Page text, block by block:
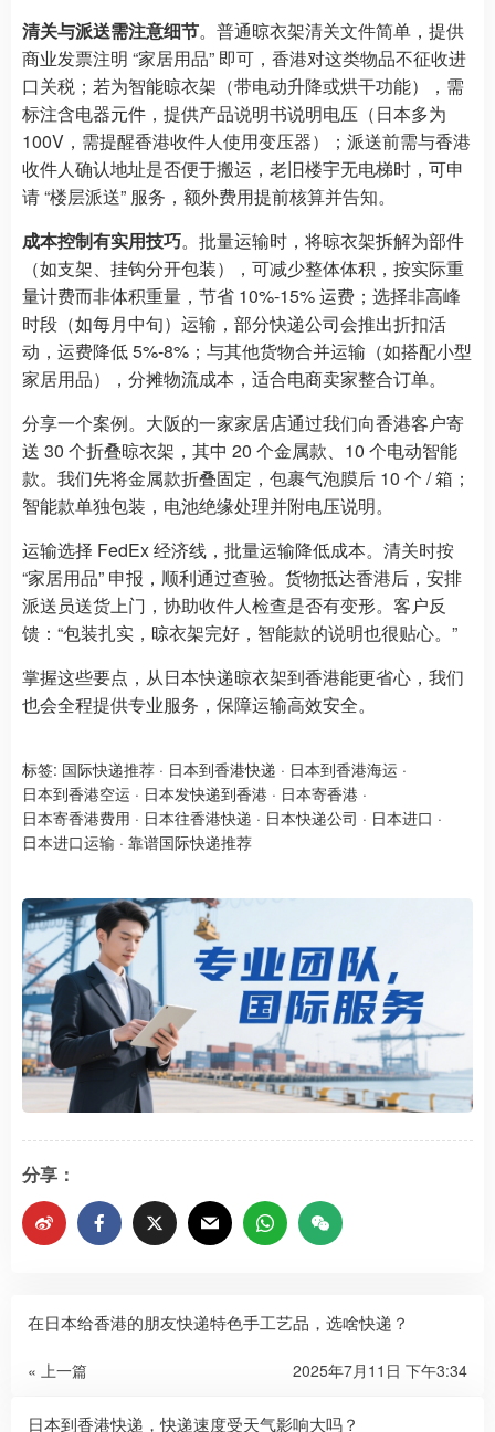
清关与派送需注意细节。普通晾衣架清关文件简单，提供
商业发票注明 “家居用品” 即可，香港对这类物品不征收进
口关税；若为智能晾衣架（带电动升降或烘干功能），需
标注含电器元件，提供产品说明书说明电压（日本多为
100V，需提醒香港收件人使用变压器）；派送前需与香港
收件人确认地址是否便于搬运，老旧楼宇无电梯时，可申
请 “楼层派送” 服务，额外费用提前核算并告知。​
成本控制有实用技巧。批量运输时，将晾衣架拆解为部件
（如支架、挂钩分开包装），可减少整体体积，按实际重
量计费而非体积重量，节省 10%-15% 运费；选择非高峰
时段（如每月中旬）运输，部分快递公司会推出折扣活
动，运费降低 5%-8%；与其他货物合并运输（如搭配小型
家居用品），分摊物流成本，适合电商卖家整合订单。​
分享一个案例。大阪的一家家居店通过我们向香港客户寄
送 30 个折叠晾衣架，其中 20 个金属款、10 个电动智能
款。我们先将金属款折叠固定，包裹气泡膜后 10 个 / 箱；
智能款单独包装，电池绝缘处理并附电压说明。​
运输选择 FedEx 经济线，批量运输降低成本。清关时按
“家居用品” 申报，顺利通过查验。货物抵达香港后，安排
派送员送货上门，协助收件人检查是否有变形。客户反
馈：“包装扎实，晾衣架完好，智能款的说明也很贴心。”​
掌握这些要点，从日本快递晾衣架到香港能更省心，我们
也会全程提供专业服务，保障运输高效安全。
标签: 国际快递推荐 · 日本到香港快递 · 日本到香港海运 ·
日本到香港空运 · 日本发快递到香港 · 日本寄香港 ·
日本寄香港费用 · 日本往香港快递 · 日本快递公司 · 日本进口 ·
日本进口运输 · 靠谱国际快递推荐
分享：
在日本给香港的朋友快递特色手工艺品，选啥快递？
« 上一篇 2025年7月11日 下午3:34
日本到香港快递，快递速度受天气影响大吗？